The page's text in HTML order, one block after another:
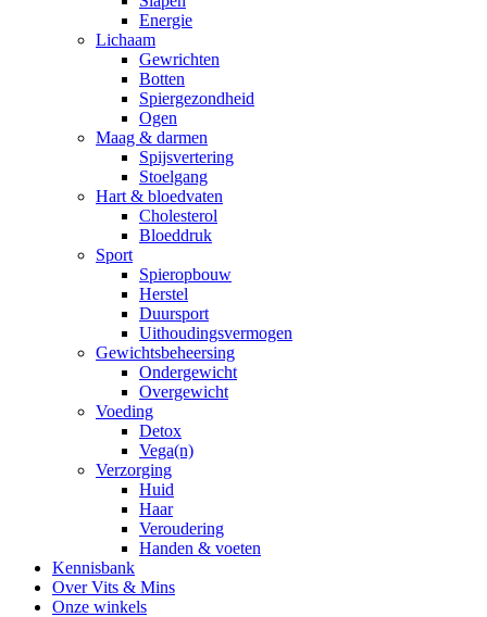
Energie
Lichaam
Gewrichten
Botten
Spiergezondheid
Ogen
Maag & darmen
Spijsvertering
Stoelgang
Hart & bloedvaten
Cholesterol
Bloeddruk
Sport
Spieropbouw
Herstel
Duursport
Uithoudingsvermogen
Gewichtsbeheersing
Ondergewicht
Overgewicht
Voeding
Detox
Vega(n)
Verzorging
Huid
Haar
Veroudering
Handen & voeten
Kennisbank
Over Vits & Mins
Onze winkels